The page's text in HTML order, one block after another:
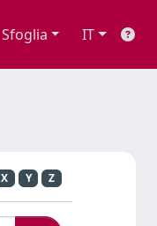
Sfoglia IT
X Y Z